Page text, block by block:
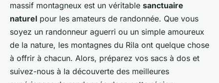
massif montagneux est un véritable sanctuaire
naturel pour les amateurs de randonnée. Que vous
soyez un randonneur aguerri ou un simple amoureux
de la nature, les montagnes du Rila ont quelque chose
à offrir à chacun. Alors, préparez vos sacs à dos et
suivez-nous à la découverte des meilleures